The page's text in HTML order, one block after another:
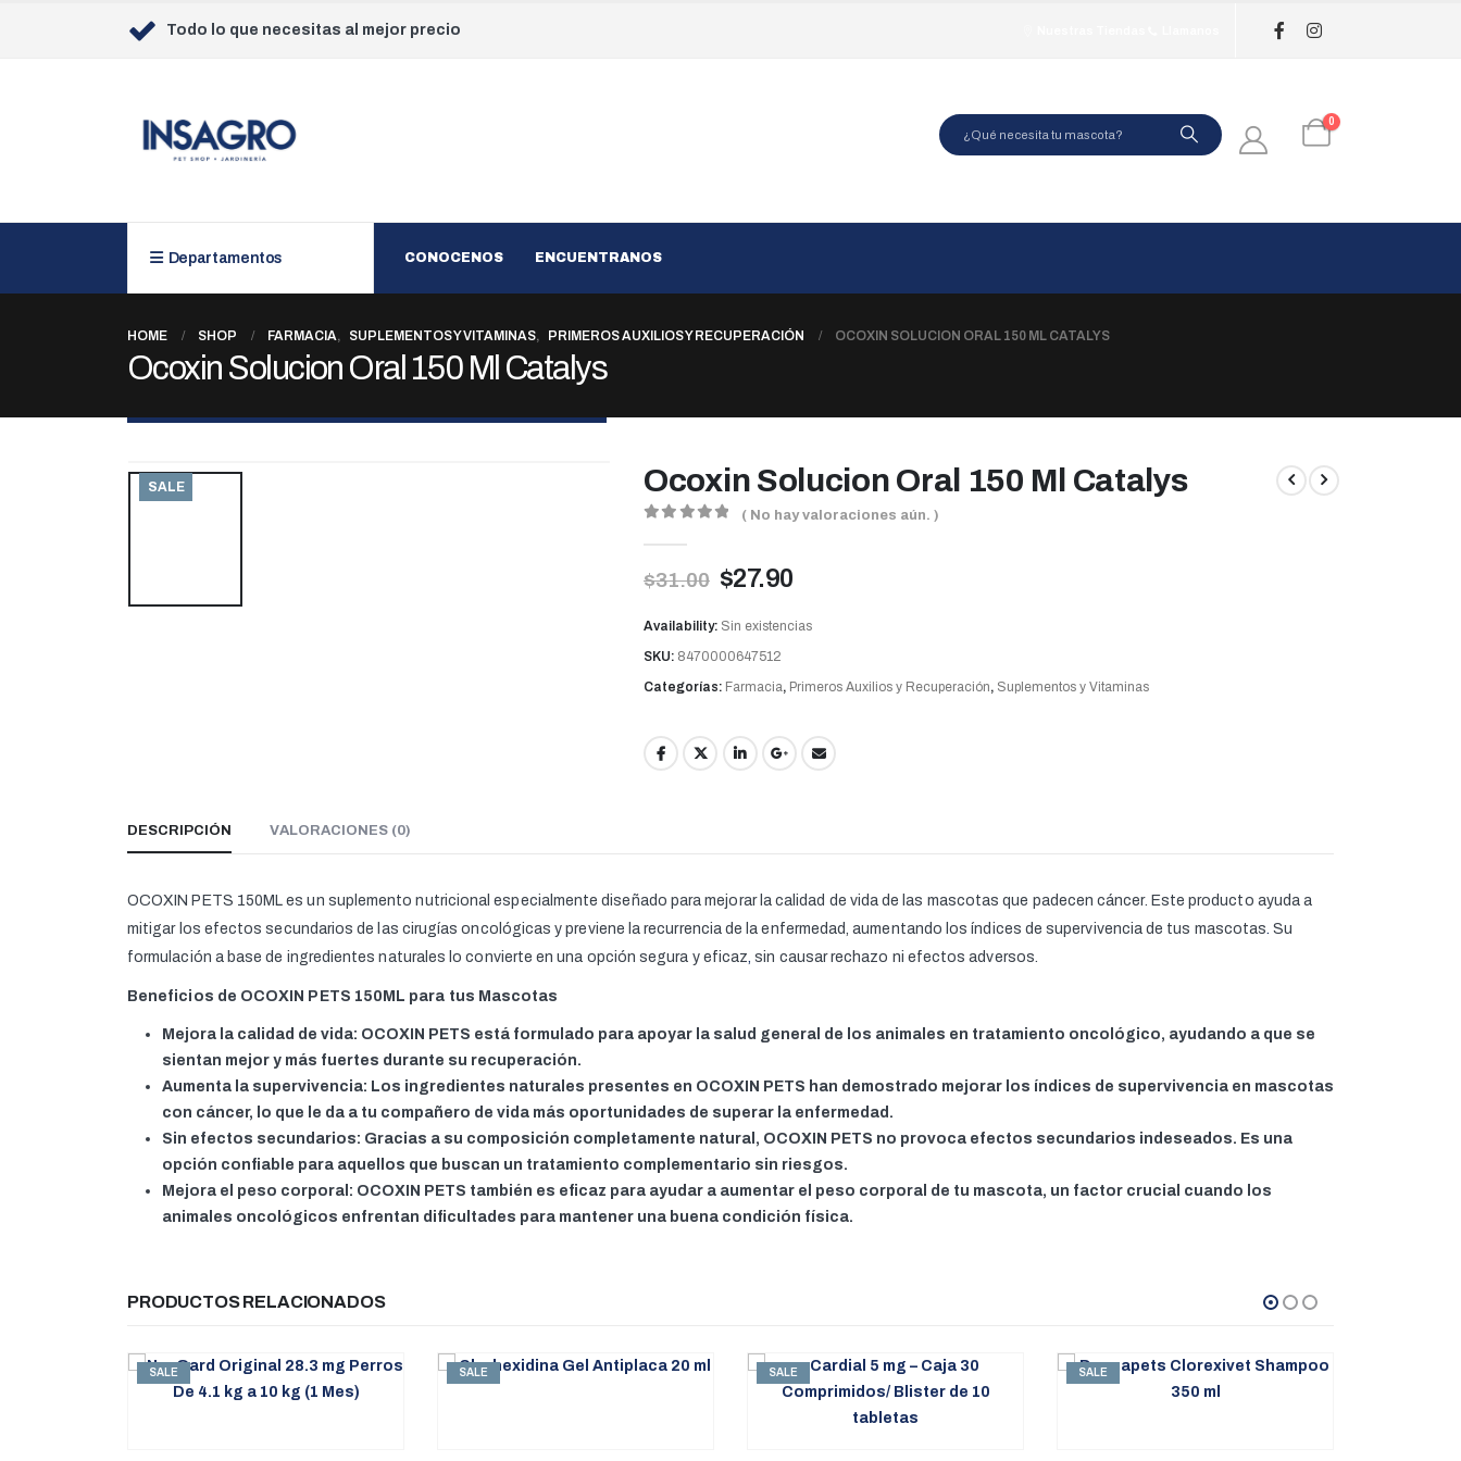
Todo lo que necesitas al mejor precio
0
Departamentos CONOCENOS ENCUENTRANOS
HOME SHOP FARMACIA, SUPLEMENTOS Y VITAMINAS, PRIMEROS AUXILIOS Y RECUPERACIÓN OCOXIN SOLUCION ORAL 150 ML CATALYS
Ocoxin Solucion Oral 150 Ml Catalys
SALE Ocoxin Solucion Oral 150 Ml Catalys
( No hay valoraciones aún. )
$31.00 $27.90
Availability: Sin existencias
SKU: 8470000647512
Categorías: Farmacia, Primeros Auxilios y Recuperación, Suplementos y Vitaminas
DESCRIPCIÓN VALORACIONES (0)
OCOXIN PETS 150ML es un suplemento nutricional especialmente diseñado para mejorar la calidad de vida de las mascotas que padecen cáncer. Este producto ayuda a
mitigar los efectos secundarios de las cirugías oncológicas y previene la recurrencia de la enfermedad, aumentando los índices de supervivencia de tus mascotas. Su
formulación a base de ingredientes naturales lo convierte en una opción segura y eficaz, sin causar rechazo ni efectos adversos.
Beneficios de OCOXIN PETS 150ML para tus Mascotas
Mejora la calidad de vida: OCOXIN PETS está formulado para apoyar la salud general de los animales en tratamiento oncológico, ayudando a que se
sientan mejor y más fuertes durante su recuperación.
Aumenta la supervivencia: Los ingredientes naturales presentes en OCOXIN PETS han demostrado mejorar los índices de supervivencia en mascotas
con cáncer, lo que le da a tu compañero de vida más oportunidades de superar la enfermedad.
Sin efectos secundarios: Gracias a su composición completamente natural, OCOXIN PETS no provoca efectos secundarios indeseados. Es una
opción confiable para aquellos que buscan un tratamiento complementario sin riesgos.
Mejora el peso corporal: OCOXIN PETS también es eficaz para ayudar a aumentar el peso corporal de tu mascota, un factor crucial cuando los
animales oncológicos enfrentan dificultades para mantener una buena condición física.
PRODUCTOS RELACIONADOS
SALE SALE SALE SALE